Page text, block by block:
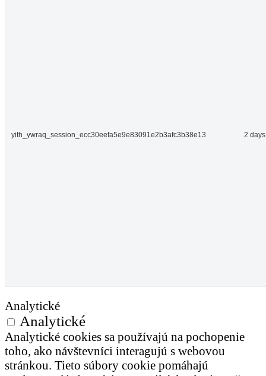
yith_ywraq_session_ecc30eefa5e9e83091e2b3afc3b38e13 2 days
Analytické
Analytické
Analytické cookies sa používajú na pochopenie
toho, ako návštevníci interagujú s webovou
stránkou. Tieto súbory cookie pomáhajú